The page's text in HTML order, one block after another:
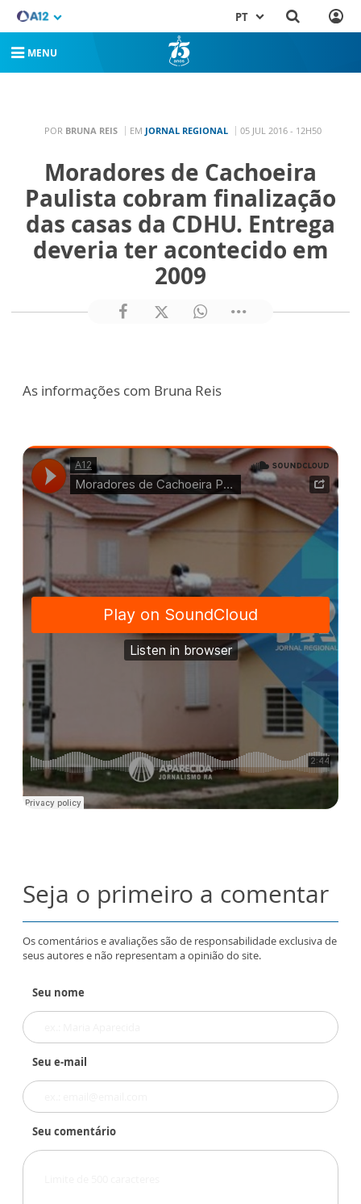
PT
MENU
POR BRUNA REIS EM JORNAL REGIONAL 05 JUL 2016 - 12H50
Moradores de Cachoeira
Paulista cobram finalização
das casas da CDHU. Entrega
deveria ter acontecido em
2009
As informações com Bruna Reis
Seja o primeiro a comentar
Os comentários e avaliações são de responsabilidade exclusiva de
seus autores e não representam a opinião do site.
Seu nome
Seu e-mail
Seu comentário